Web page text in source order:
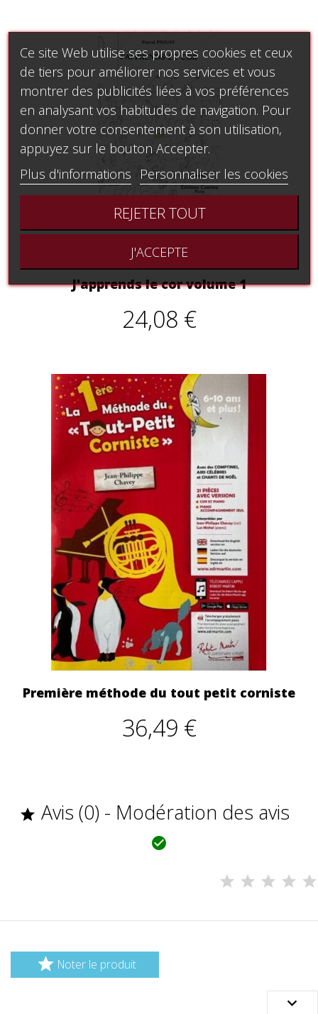
J'apprends le cor volume 1
24,08 €
Première méthode du tout petit corniste
36,49 €
 Avis (0) - Modération des avis

 Noter le produit

Ce site Web utilise ses propres cookies et ceux
de tiers pour améliorer nos services et vous
montrer des publicités liées à vos préférences
en analysant vos habitudes de navigation. Pour
donner votre consentement à son utilisation,
appuyez sur le bouton Accepter.
Plus d'informations
Personnaliser les cookies
REJETER TOUT
J'ACCEPTE